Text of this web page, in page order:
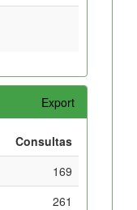
Export
Consultas
169
261